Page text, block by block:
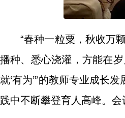
“春种一粒粟，秋收万
播种、悉心浇灌，方能在
就‘有为’”的教师专业成长
践中不断攀登育人高峰。